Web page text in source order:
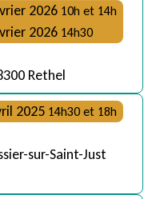
2026 10h et 14h
2026 14h30
Rethel
2025 14h30 et 18h
sur-Saint-Just